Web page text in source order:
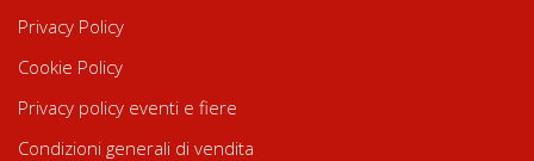
Privacy Policy
Cookie Policy
Privacy policy eventi e fiere
Condizioni generali di vendita